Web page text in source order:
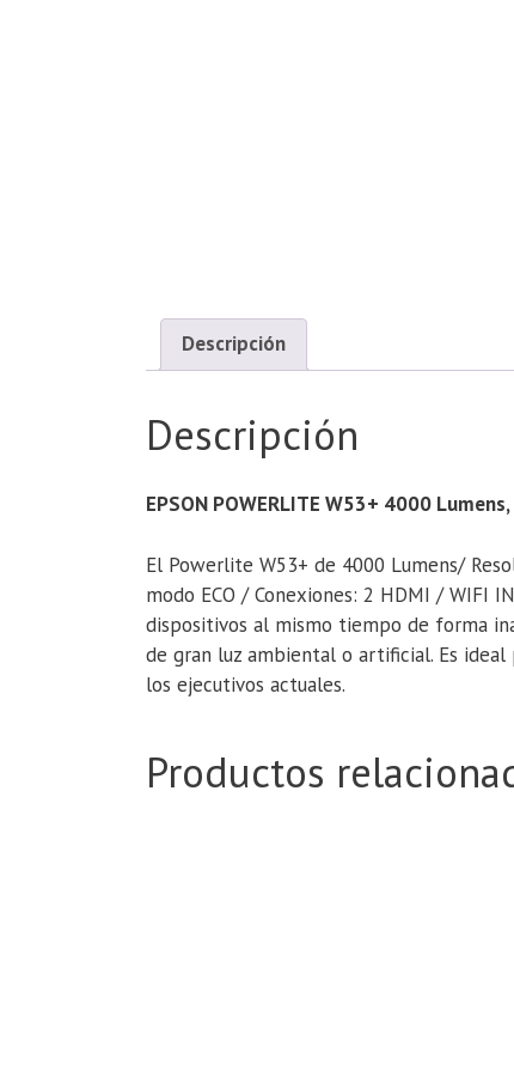
Descripción
Descripción
EPSON POWERLITE W53+ 4000
El Powerlite W53+ de 4000 Lumens/
modo ECO / Conexiones: 2 HDMI / WIFI
dispositivos al mismo tiempo de forma
de gran luz ambiental o artificial. Es
los ejecutivos actuales.
Productos